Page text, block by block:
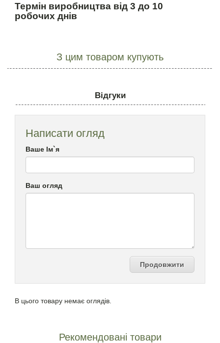
Термін виробництва від 3 до 10
робочих днів
З цим товаром купують
Відгуки
Написати огляд
Ваше Ім`я
Ваш огляд
Продовжити
В цього товару немає оглядів.
Рекомендовані товари